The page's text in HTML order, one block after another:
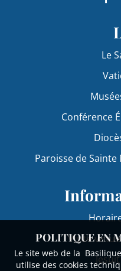
Le
Conférence
Paroisse de
Visite
POLITIQUE EN
Le site web de la
utilise des cookies